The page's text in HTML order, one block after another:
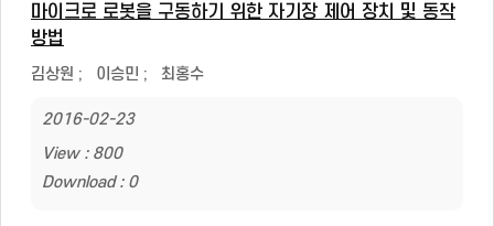
마이크로 로봇을 구동하기 위한 자기장 제어 장치 및 동작
방법
김상원 ; 이승민 ; 최홍수
2016-02-23
View : 800
Download : 0